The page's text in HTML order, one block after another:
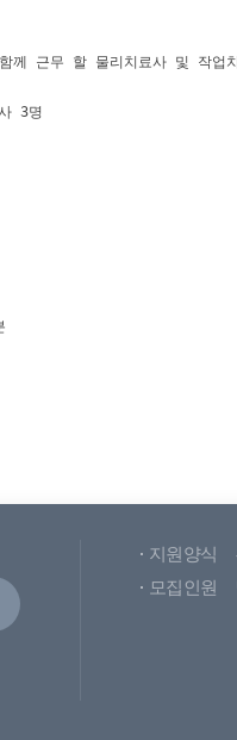
지원양식
모집인원